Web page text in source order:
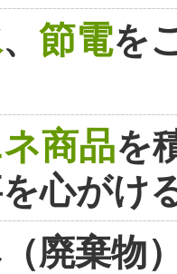
、 節電を
商品を
心がけ
廃棄物